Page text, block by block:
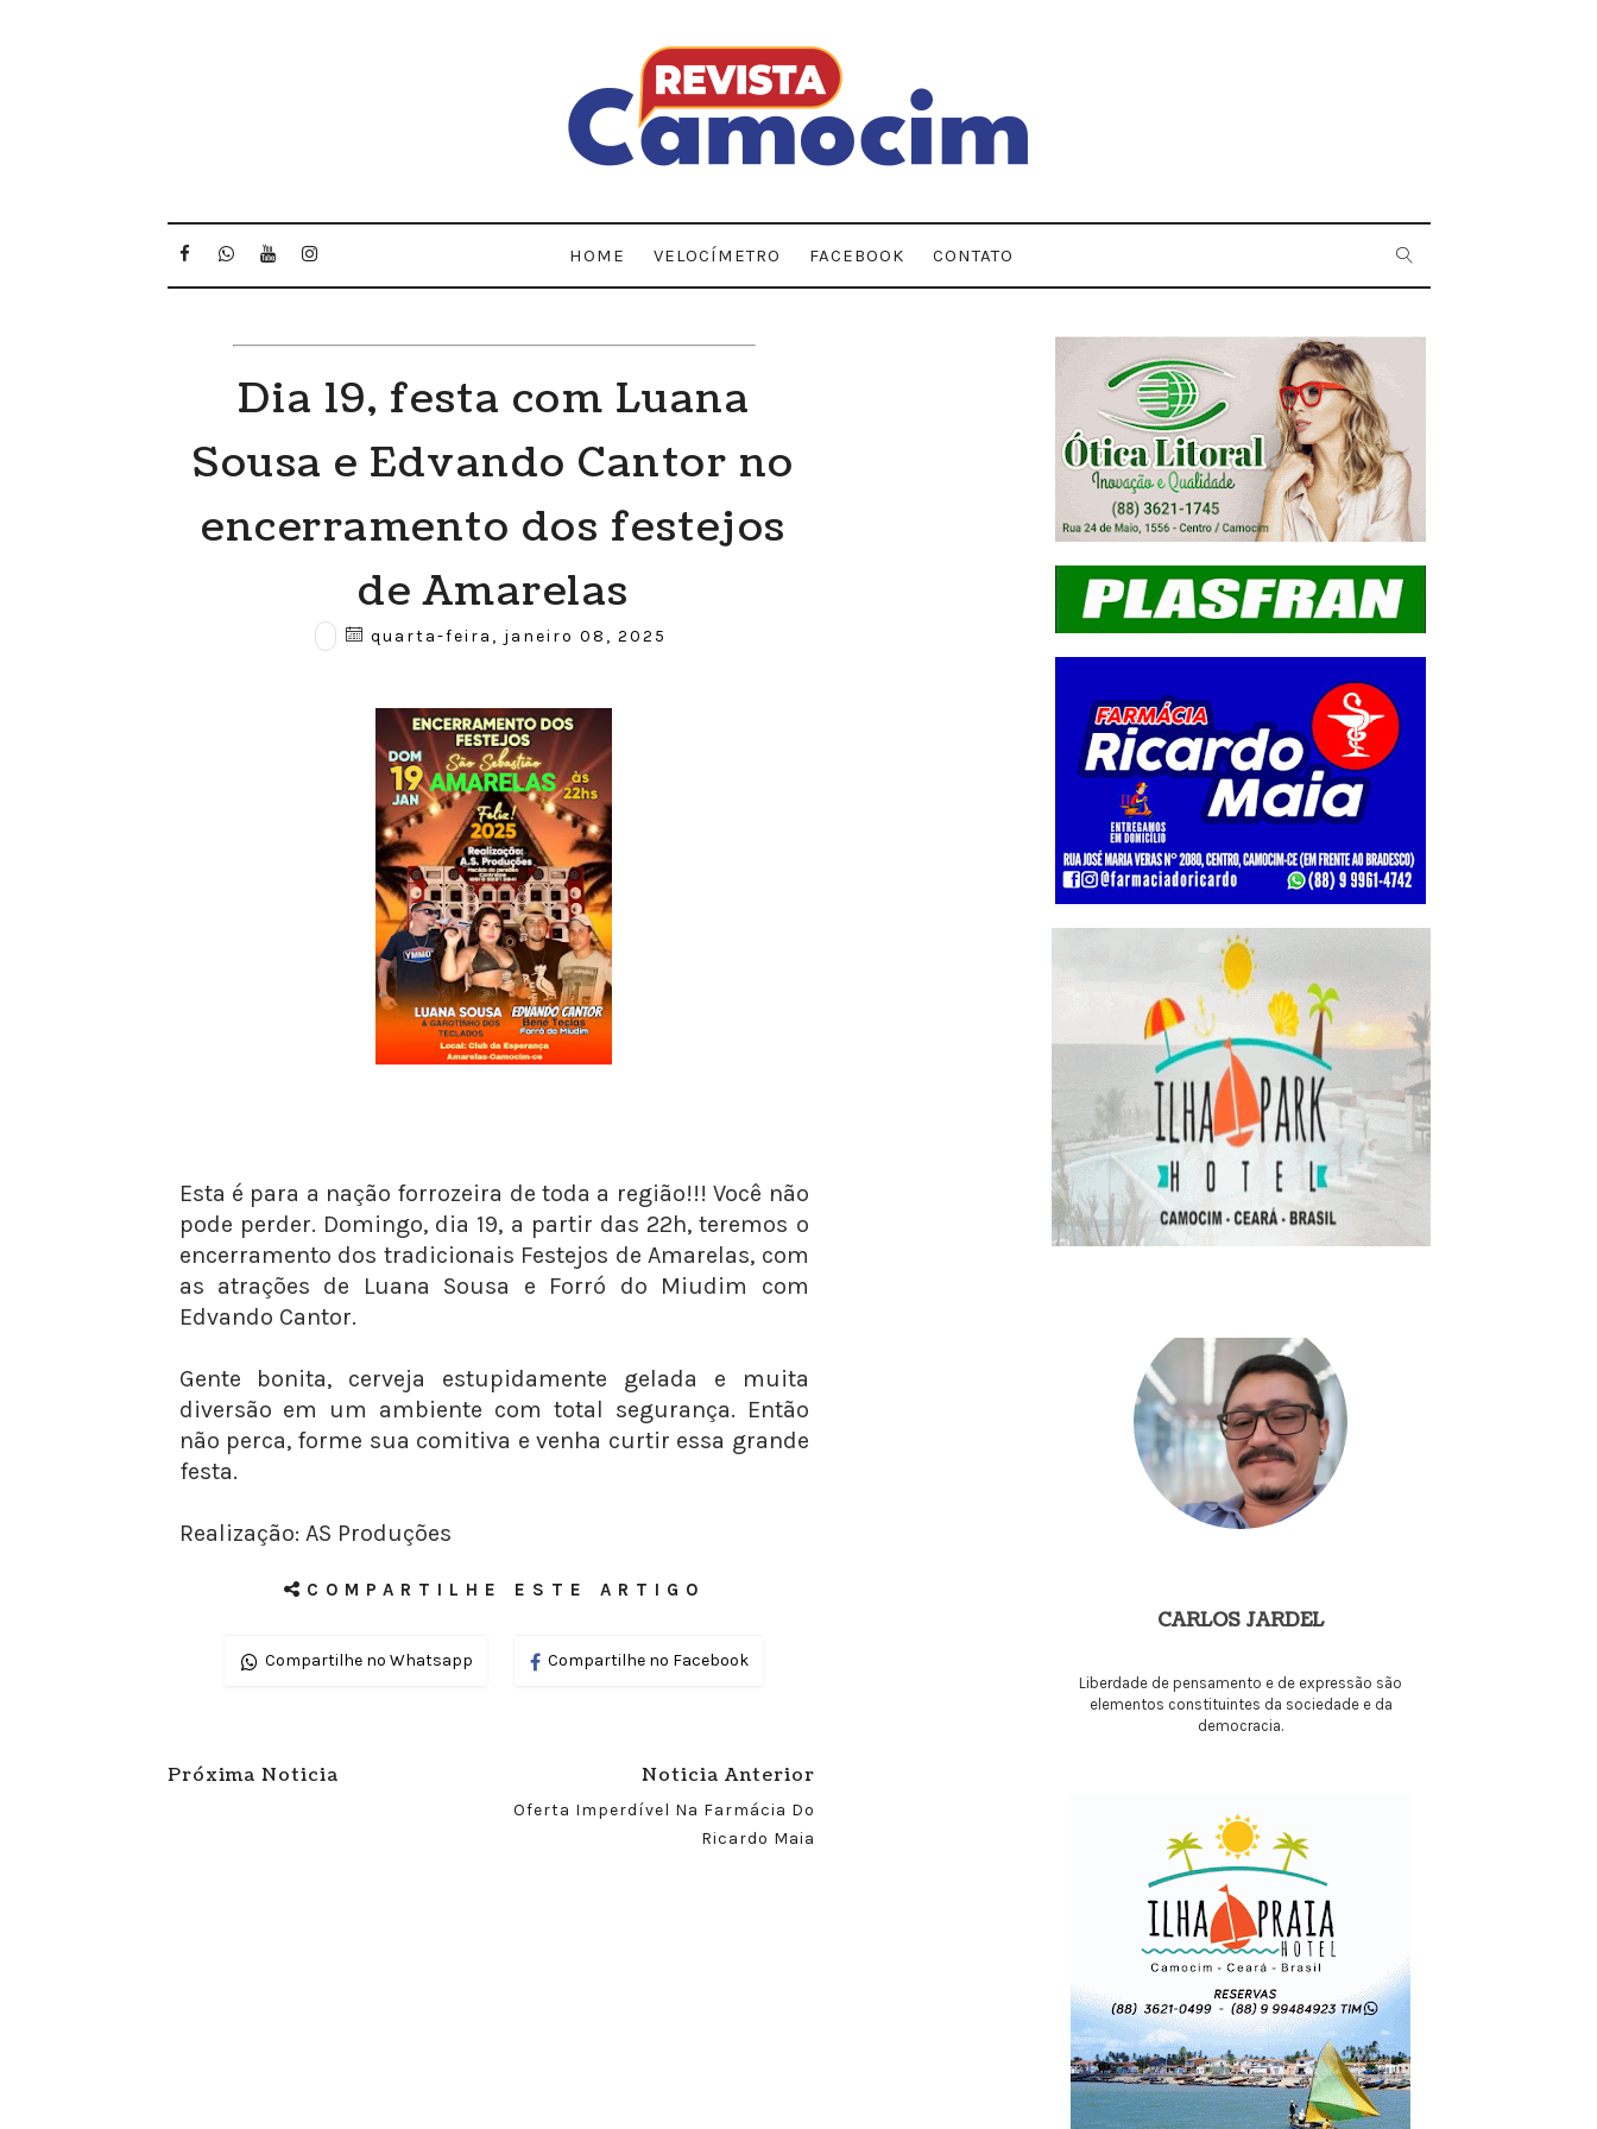
HOME VELOCÍMETRO FACEBOOK CONTATO
Dia 19, festa com Luana
Sousa e Edvando Cantor no
encerramento dos festejos
de Amarelas
quarta-feira, janeiro 08, 2025
Esta é para a nação forrozeira de toda a região!!! Você não
pode perder. Domingo, dia 19, a partir das 22h, teremos o
encerramento dos tradicionais Festejos de Amarelas, com
as atrações de Luana Sousa e Forró do Miudim com
Edvando Cantor.
Gente bonita, cerveja estupidamente gelada e muita
diversão em um ambiente com total segurança. Então
não perca, forme sua comitiva e venha curtir essa grande
festa.
Realização: AS Produções
COMPARTILHE ESTE ARTIGO
Compartilhe no Whatsapp Compartilhe no Facebook
Próxima Noticia Noticia Anterior
Oferta Imperdível Na Farmácia Do
Ricardo Maia
CARLOS JARDEL
Liberdade de pensamento e de expressão são
elementos constituintes da sociedade e da
democracia.